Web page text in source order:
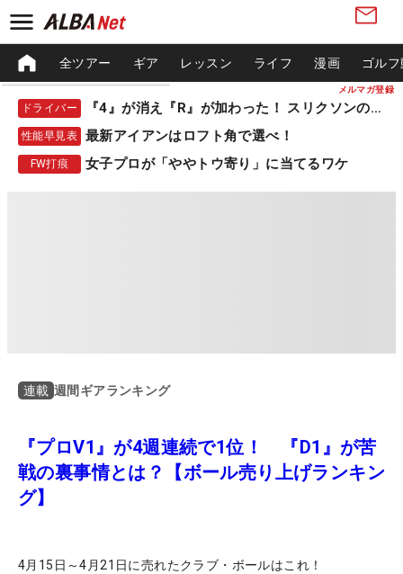
メルマガ登録
全ツアー ギア レッスン ライフ 漫画 ゴル
ドライバー 『4』が消え『R』が加わった！ スリクソンの新作
性能早見表 最新アイアンはロフト角で選べ！
FW打痕 女子プロが「ややトウ寄り」に当てるワケ
連載 週間ギアランキング
『プロV1』が4週連続で1位！ 『D1』が苦
戦の裏事情とは？【ボール売り上げランキン
グ】
4月15日～4月21日に売れたクラブ・ボールはこれ！